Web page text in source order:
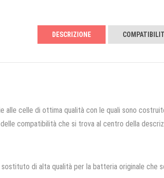
DESCRIZIONE
alle celle di ottima qualità con le quali sono
compatibilità che si trova al centro della
sostituto di alta qualità per la batteria originale